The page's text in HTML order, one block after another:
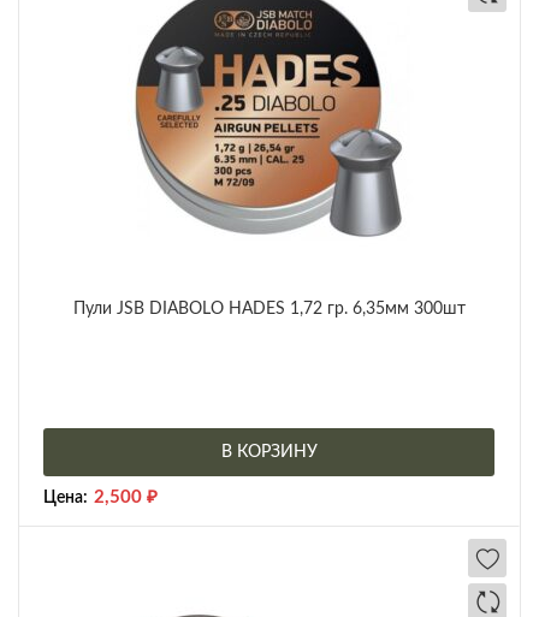
Пули JSB DIABOLO HADES 1,72 гр. 6,35мм 300шт
В КОРЗИНУ
Цена: 2,500 ₽